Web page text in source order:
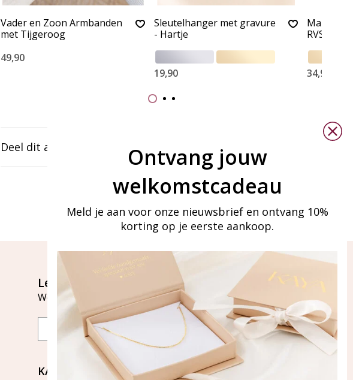
Vader en Zoon Armbanden
met Tijgeroog
49,90
Sleutelhanger met gravure
- Hartje
19,90
RVS
34,90
Deel dit artikel
Let's stay in touch
Word lid van onze mailinglijst
KAYA Sieraden
Ontvang jouw
welkomstcadeau
Meld je aan voor onze nieuwsbrief en ontvang 10%
korting op je eerste aankoop.